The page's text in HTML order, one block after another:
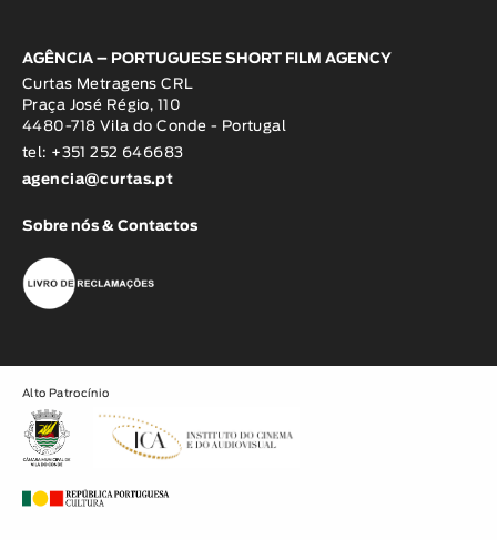
AGÊNCIA – PORTUGUESE SHORT FILM AGENCY
Curtas Metragens CRL
Praça José Régio, 110
4480-718 Vila do Conde - Portugal
tel: +351 252 646683
agencia@curtas.pt
Sobre nós & Contactos
Alto Patrocínio